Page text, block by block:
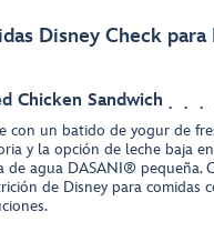
Disney Check
Chicken Sandwich
con un batido de yogur de
y la opción de leche baja
de agua DASANI® pequeña.
de Disney para comidas